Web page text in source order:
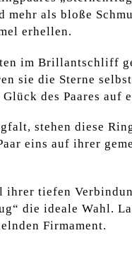
als bloße
erhellen.
im Brillantschliff
sie die Sterne
des Paares
stehen diese
eins auf ihrer
ihrer tiefen
die ideale Wahl.
Firmament.